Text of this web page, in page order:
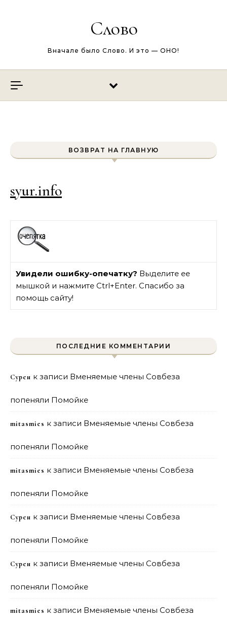
Слово
Вначале было Слово. И это — ОНО!
ВОЗВРАТ НА ГЛАВНУЮ
syur.info
Увидели ошибку-опечатку? Выделите ее
мышкой и нажмите Ctrl+Enter. Спасибо за
помощь сайту!
ПОСЛЕДНИЕ КОММЕНТАРИИ
Сурен к записи Вменяемые члены Совбеза
попеняли Помойке
mitasmies к записи Вменяемые члены Совбеза
попеняли Помойке
mitasmies к записи Вменяемые члены Совбеза
попеняли Помойке
Сурен к записи Вменяемые члены Совбеза
попеняли Помойке
Сурен к записи Вменяемые члены Совбеза
попеняли Помойке
mitasmies к записи Вменяемые члены Совбеза